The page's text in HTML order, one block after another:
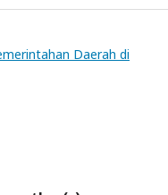
Daerah di